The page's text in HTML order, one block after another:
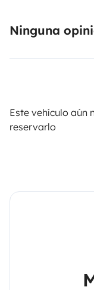
Ninguna
Este vehículo aún
reservarlo